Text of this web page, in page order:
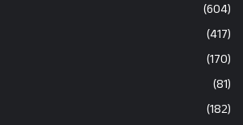
(604)
(417)
(170)
(81)
(182)